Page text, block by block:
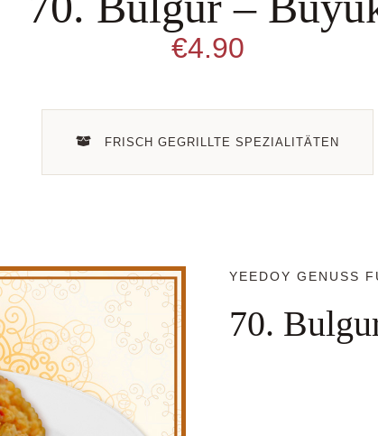
€4.90
FRISCH GEGRILLTE SPEZIALITÄTEN
YEEDOY GENUSS
70.